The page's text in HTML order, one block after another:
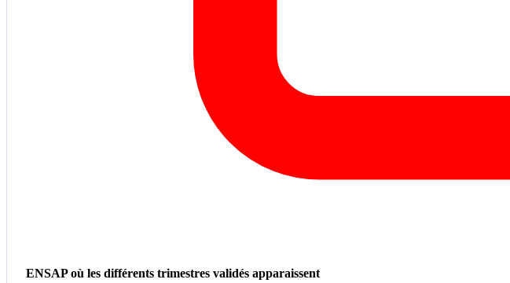
ENSAP où les différents trimestres validés apparaissent